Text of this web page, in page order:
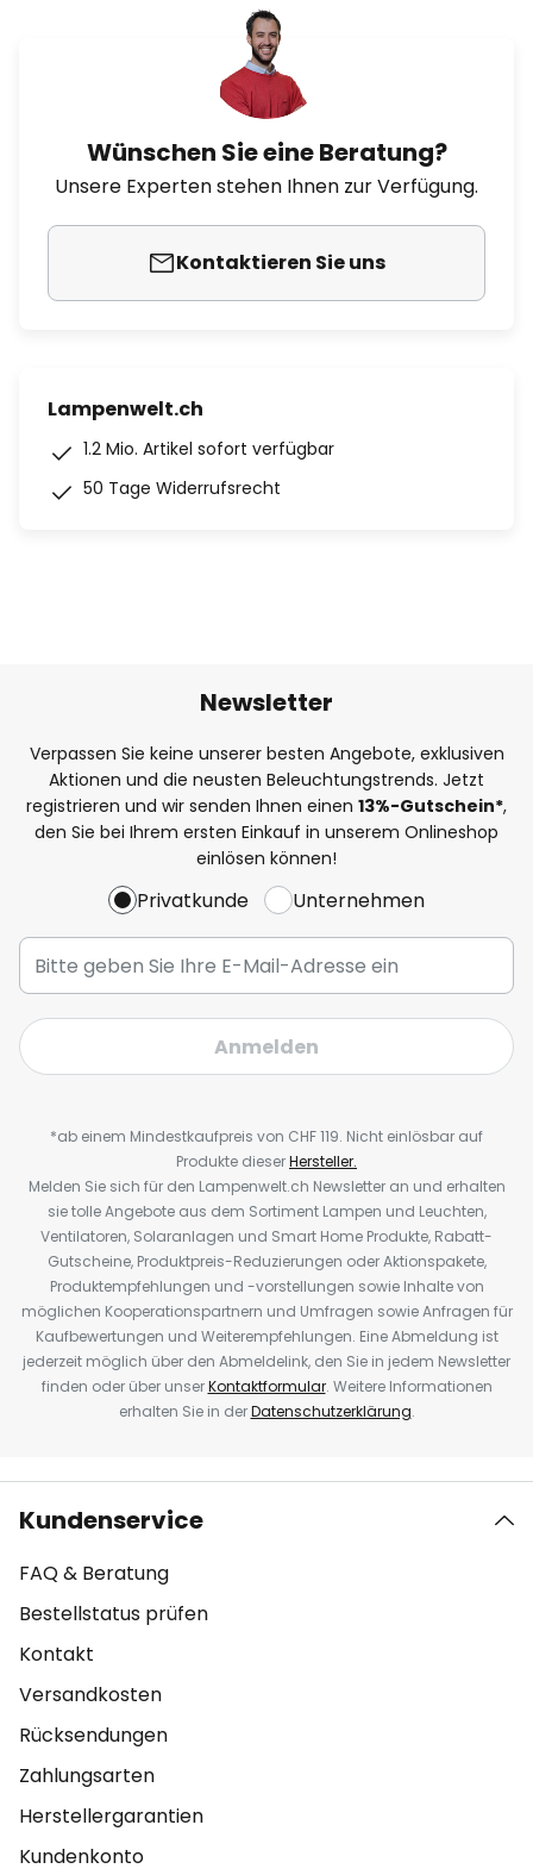
Wünschen Sie eine Beratung?
Unsere Experten stehen Ihnen zur Verfügung.
Kontaktieren Sie uns
Lampenwelt.ch
1.2 Mio. Artikel sofort verfügbar
50 Tage Widerrufsrecht
Newsletter
Verpassen Sie keine unserer besten Angebote, exklusiven
Aktionen und die neusten Beleuchtungstrends. Jetzt
registrieren und wir senden Ihnen einen 13%-Gutschein*,
den Sie bei Ihrem ersten Einkauf in unserem Onlineshop
einlösen können!
Privatkunde Unternehmen
Anmelden
*ab einem Mindestkaufpreis von CHF 119. Nicht einlösbar auf
Produkte dieserHersteller.
Melden Sie sich für den Lampenwelt.ch Newsletter an und erhalten
sie tolle Angebote aus dem Sortiment Lampen und Leuchten,
Ventilatoren, Solaranlagen und Smart Home Produkte, Rabatt-
Gutscheine, Produktpreis-Reduzierungen oder Aktionspakete,
Produktempfehlungen und -vorstellungen sowie Inhalte von
möglichen Kooperationspartnern und Umfragen sowie Anfragen für
Kaufbewertungen und Weiterempfehlungen. Eine Abmeldung ist
jederzeit möglich über den Abmeldelink, den Sie in jedem Newsletter
finden oder über unserKontaktformular. Weitere Informationen
erhalten Sie in derDatenschutzerklärung.
Kundenservice
FAQ & Beratung
Bestellstatus prüfen
Kontakt
Versandkosten
Rücksendungen
Zahlungsarten
Herstellergarantien
Kundenkonto